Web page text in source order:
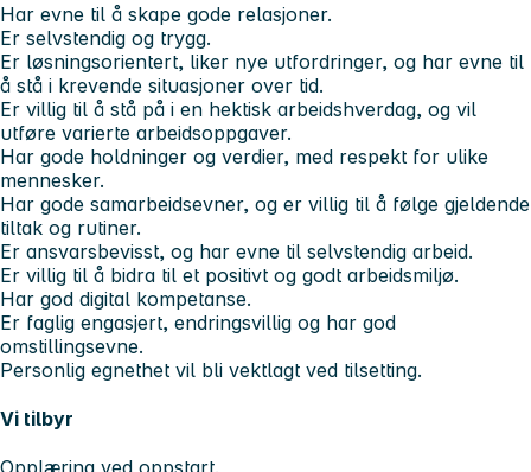
Har evne til å skape gode relasjoner.
Er selvstendig og trygg.
Er løsningsorientert, liker nye utfordringer, og har evne til
å stå i krevende situasjoner over tid.
Er villig til å stå på i en hektisk arbeidshverdag, og vil
utføre varierte arbeidsoppgaver.
Har gode holdninger og verdier, med respekt for ulike
mennesker.
Har gode samarbeidsevner, og er villig til å følge gjeldende
tiltak og rutiner.
Er ansvarsbevisst, og har evne til selvstendig arbeid.
Er villig til å bidra til et positivt og godt arbeidsmiljø.
Har god digital kompetanse.
Er faglig engasjert, endringsvillig og har god
omstillingsevne.
Personlig egnethet vil bli vektlagt ved tilsetting.
Vi tilbyr